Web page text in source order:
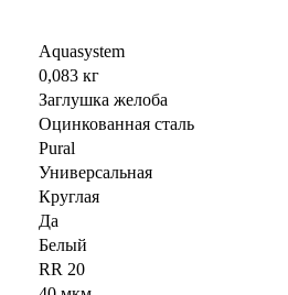
Aquasystem
0,083 кг
Заглушка желоба
Оцинкованная сталь
Pural
Универсальная
Круглая
Да
Белый
RR 20